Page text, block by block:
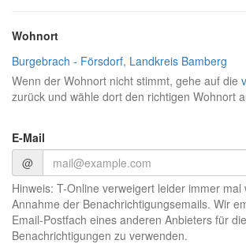
Wohnort
Burgebrach - Försdorf, Landkreis Bamberg
Wenn der Wohnort nicht stimmt, gehe auf die
zurück und wähle dort den richtigen Wohnort
E-Mail
@
Hinweis: T-Online verweigert leider immer mal
Annahme der Benachrichtigungsemails. Wir
Email-Postfach eines anderen Anbieters für die
Benachrichtigungen zu verwenden.